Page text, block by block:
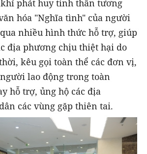
phát huy tinh thần tương
hóa "Nghĩa tình" của người
nhiều hình thức hỗ trợ, giúp
địa phương chịu thiệt hại do
kêu gọi toàn thể các đơn vị,
lao động trong toàn
hỗ trợ, ủng hộ các địa
các vùng gặp thiên tai.